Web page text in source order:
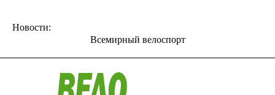
Новости:
Всемирный велоспорт